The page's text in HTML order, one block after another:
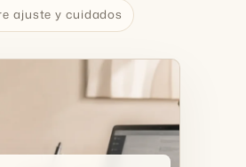
ajuste y cuidados